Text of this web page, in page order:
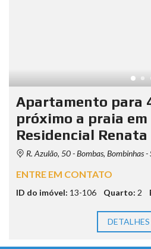
Apartamento para
próximo a praia em
Residencial Renata
R. Azulão, 50 - Bombas, Bombinhas
ENTRE EM CONTATO
ID do imóvel: 13-106 Quarto: 2
DETALHES